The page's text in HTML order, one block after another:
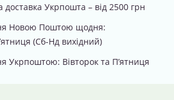
доставка Укрпошта – від 2500 грн
Новою Поштою щодня:
(Сб-Нд вихідний)
Укрпоштою: Вівторок та П’ятниця